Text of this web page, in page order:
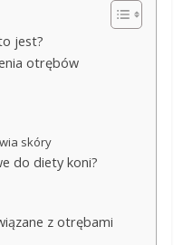
jest?
otrębów
skóry
do diety koni?
z otrębami